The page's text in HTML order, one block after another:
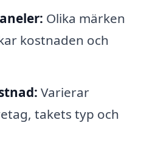
Olika märken
kostnaden och
Varierar
takets typ och